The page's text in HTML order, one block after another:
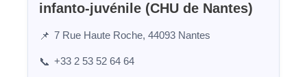
infanto-juvénile (CHU de Nantes)
📌 7 Rue Haute Roche, 44093 Nantes
📞 +33 2 53 52 64 64